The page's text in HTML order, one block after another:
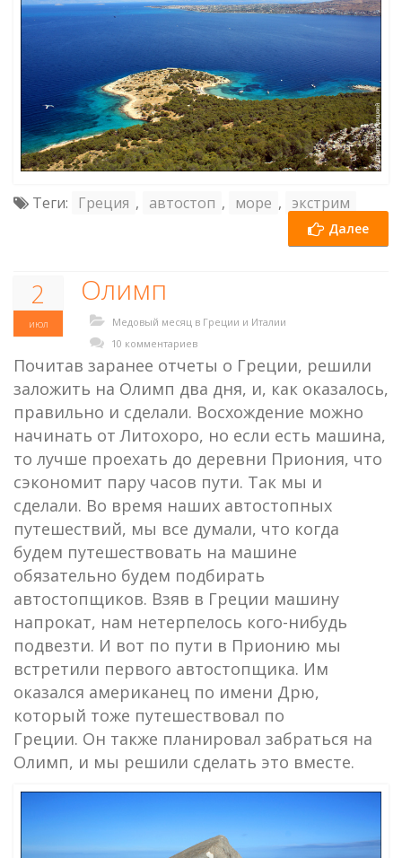
Теги: Греция , автостоп , море , экстрим
Далее
2
июл
Олимп
Медовый месяц в Греции и Италии
10 комментариев
Почитав заранее отчеты о Греции, решили
заложить на Олимп два дня, и, как оказалось,
правильно и сделали. Восхождение можно
начинать от Литохоро, но если есть машина,
то лучше проехать до деревни Приония, что
сэкономит пару часов пути. Так мы и
сделали. Во время наших автостопных
путешествий, мы все думали, что когда
будем путешествовать на машине
обязательно будем подбирать
автостопщиков. Взяв в Греции машину
напрокат, нам нетерпелось кого-нибудь
подвезти. И вот по пути в Прионию мы
встретили первого автостопщика. Им
оказался американец по имени Дрю,
который тоже путешествовал по
Греции. Он также планировал забраться на
Олимп, и мы решили сделать это вместе.